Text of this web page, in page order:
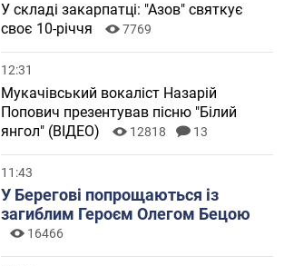
У складі закарпатці: "Азов" святкує
своє 10-річчя
7769
12:31
Мукачівський вокаліст Назарій
Попович презентував пісню "Білий
янгол" (ВІДЕО)
12818 13
11:43
У Берегові попрощаються із
загиблим Героєм Олегом Бецою
16466